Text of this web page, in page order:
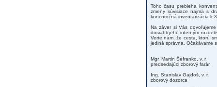
Toho času prebieha
zmeny súvisiace najmä s
koncoročná inventarizácia k
Na záver si Vás
dosiahli jeho interným
Verte nám, že cesta, ktorú
jediná správna. Očakávame
Mgr. Martin Šefranko, v. r.
predsedajúci zborový farár
Ing. Stanislav Gajdoš, v. r.
zborový dozorca